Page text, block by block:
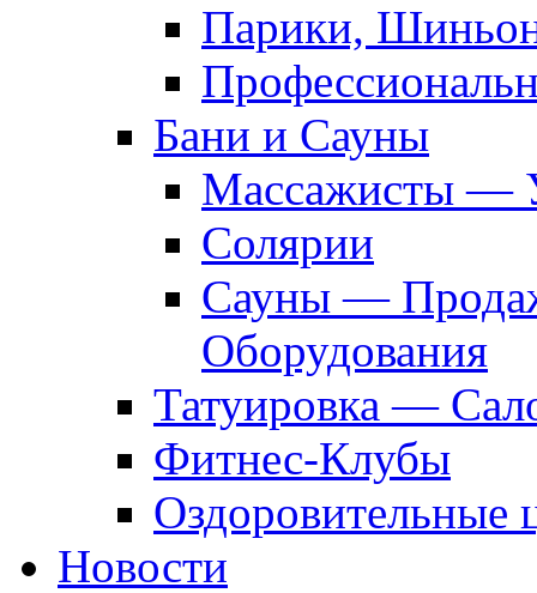
Парики,
Бани и Сауны
Массажисты —
Солярии
Сауны —
Оборудования
Татуировка —
Фитнес-Клубы
Оздоровительные
Новости